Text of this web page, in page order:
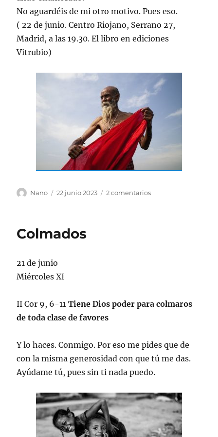
No aguardéis de mi otro motivo. Pues eso.
( 22 de junio. Centro Riojano, Serrano 27,
Madrid, a las 19.30. El libro en ediciones
Vitrubio)
Autor
Nano
Publicado
22 junio 2023 2 comentariosen
Colmados
21 de junio
Miércoles XI
II Cor 9, 6-11Tiene Dios poder para colmaros
de toda clase de favores
Y lo haces. Conmigo. Por eso me pides que de
con la misma generosidad con que tú me das.
Ayúdame tú, pues sin ti nada puedo.